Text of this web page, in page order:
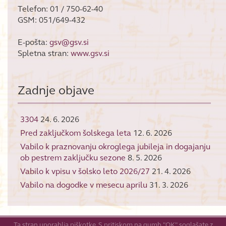
Telefon: 01 / 750-62-40
GSM: 051/649-432
E-pošta: gsv@gsv.si
Spletna stran: www.gsv.si
Zadnje objave
3304 24. 6. 2026
Pred zaključkom šolskega leta 12. 6. 2026
Vabilo k praznovanju okroglega jubileja in dogajanju
ob pestrem zaključku sezone 8. 5. 2026
Vabilo k vpisu v šolsko leto 2026/27 21. 4. 2026
Vabilo na dogodke v mesecu aprilu 31. 3. 2026